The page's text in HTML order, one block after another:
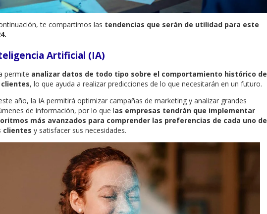
te compartimos las tendencias que serán de utilidad para este
Artificial (IA)
permite analizar datos de todo tipo sobre el comportamiento histórico de
clientes, lo que ayuda a realizar predicciones de lo que necesitarán en un futuro.
año, la IA permitirá optimizar campañas de marketing y analizar grandes
de información, por lo que las empresas tendrán que implementar
más avanzados para comprender las preferencias de cada uno de
clientes y satisfacer sus necesidades.